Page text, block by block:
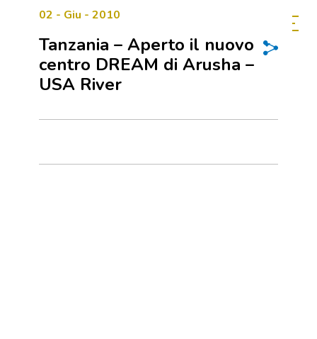
02 - Giu - 2010
Tanzania – Aperto il nuovo
centro DREAM di Arusha –
USA River